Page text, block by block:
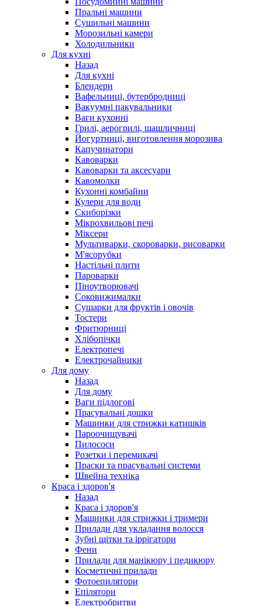
Пральні машини
Сушильні машини
Морозильні камери
Холодильники
Для кухні
Назад
Для кухні
Блендери
Вафельниці, бутербродниці
Вакуумні пакувальники
Ваги кухонні
Грилі, аерогрилі, шашличниці
Йогуртниці, виготовлення морозива
Капучинатори
Кавоварки
Кавоварки та аксесуари
Кавомолки
Кухонні комбайни
Кулери для води
Скиборізки
Мікрохвильові печі
Міксери
Мультиварки, скороварки, рисоварки
М'ясорубки
Настільні плити
Пароварки
Піноутворювачі
Соковижималки
Сушарки для фруктів і овочів
Тостери
Фритюрниці
Хлібопічки
Електропечі
Електрочайники
Для дому
Назад
Для дому
Ваги підлогові
Прасувальні дошки
Машинки для стрижки катишків
Пароочищувачі
Пилососи
Розетки і перемикачі
Праски та прасувальні системи
Швейна техніка
Краса і здоров'я
Назад
Краса і здоров'я
Машинки для стрижки і тримери
Прилади для укладання волосся
Зубні щітки та іррігатори
Фени
Прилади для манікюру і педикюру
Косметичні прилади
Фотоепилятори
Епілятори
Електробритви